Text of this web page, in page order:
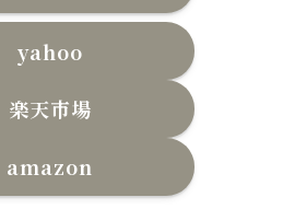
yahoo
楽天市場
amazon